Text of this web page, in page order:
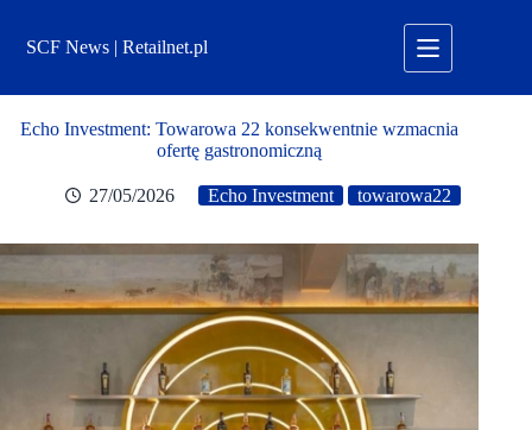
treściSCF News | Retailnet.pl
Echo Investment: Towarowa 22 konsekwentnie wzmacnia
ofertę gastronomiczną
27/05/2026 Echo Investment towarowa22